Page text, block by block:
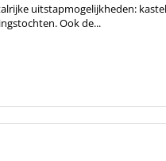
uitstapmogelijkheden:
Ook de...